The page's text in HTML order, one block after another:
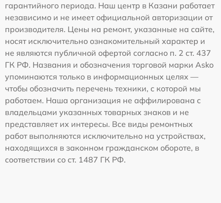
гарантийного периода. Наш центр в Казани работает
независимо и не имеет официальной авторизации от
производителя. Цены на ремонт, указанные на сайте,
носят исключительно ознакомительный характер и
не являются публичной офертой согласно п. 2 ст. 437
ГК РФ. Названия и обозначения торговой марки Asko
упоминаются только в информационных целях —
чтобы обозначить перечень техники, с которой мы
работаем. Наша организация не аффилирована с
владельцами указанных товарных знаков и не
представляет их интересы. Все виды ремонтных
работ выполняются исключительно на устройствах,
находящихся в законном гражданском обороте, в
соответствии со ст. 1487 ГК РФ.